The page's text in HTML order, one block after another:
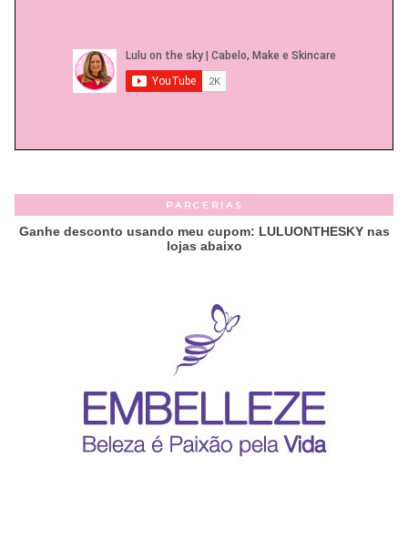
PARCERIAS
Ganhe desconto usando meu cupom: LULUONTHESKY nas
lojas abaixo